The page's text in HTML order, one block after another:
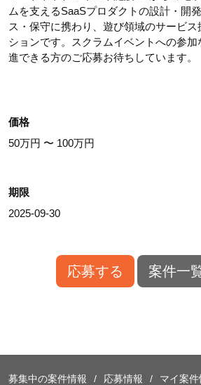
ムを支えるSaaSプロダクトの設計・開
ス・保守に携わり、遊び領域のサービ
ションです。スクラムイベントへの参
進できる方のご応募お待ちしています。
価格
50万円 〜 100万円
期限
2025-09-30
応募する 案件一
募集中の案件情報 応募情報 マイ案件